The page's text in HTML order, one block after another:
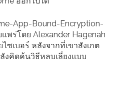
App-Bound-Encryption-
แพร่โดย Alexander Hagenah
เบอร์ หลังจากที่เขาสังเกต
งคิดค้นวิธีหลบเลี่ยงแบบ